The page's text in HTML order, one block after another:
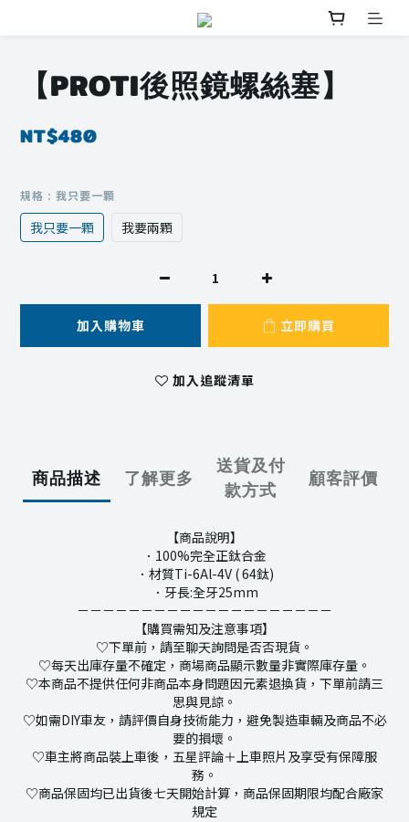
【PROTI後照鏡螺絲塞】
NT$480
規格 : 我只要一顆
我只要一顆 我要兩顆
加入購物車 立即購買
加入追蹤清單
商品描述 了解更多
送貨及付
款方式
顧客評價
【商品說明】
．100%完全正鈦合金
．材質Ti-6Al-4V ( 64鈦)
．牙長:全牙25mm
－－－－－－－－－－－－－－－－－－－－
【購買需知及注意事項】
♡下單前，請至聊天詢問是否否現貨。
♡每天出庫存量不確定，商場商品顯示數量非實際庫存量。
♡本商品不提供任何非商品本身問題因元素退換貨，下單前請三
思與見諒。
♡如需DIY車友，請評價自身技術能力，避免製造車輛及商品不必
要的損壞。
♡車主將商品裝上車後，五星評論＋上車照片及享受有保障服
務。
♡商品保固均已出貨後七天開始計算，商品保固期限均配合廠家
規定